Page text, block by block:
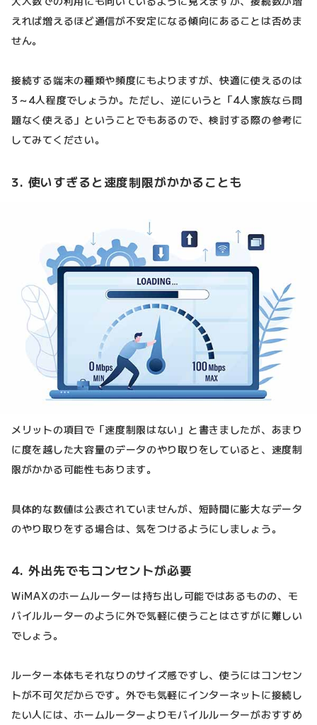
えれば増えるほど通信が不安定になる傾向にあることは否めま
せん。
接続する端末の種類や頻度にもよりますが、快適に使えるのは
3～4人程度でしょうか。ただし、逆にいうと「4人家族なら問
題なく使える」ということでもあるので、検討する際の参考に
してみてください。
3. 使いすぎると速度制限がかかることも
メリットの項目で「速度制限はない」と書きましたが、あまり
に度を越した大容量のデータのやり取りをしていると、速度制
限がかかる可能性もあります。
具体的な数値は公表されていませんが、短時間に膨大なデータ
のやり取りをする場合は、気をつけるようにしましょう。
4. 外出先でもコンセントが必要
WiMAXのホームルーターは持ち出し可能ではあるものの、モ
バイルルーターのように外で気軽に使うことはさすがに難しい
でしょう。
ルーター本体もそれなりのサイズ感ですし、使うにはコンセン
トが不可欠だからです。外でも気軽にインターネットに接続し
たい人には、ホームルーターよりモバイルルーターがおすすめ